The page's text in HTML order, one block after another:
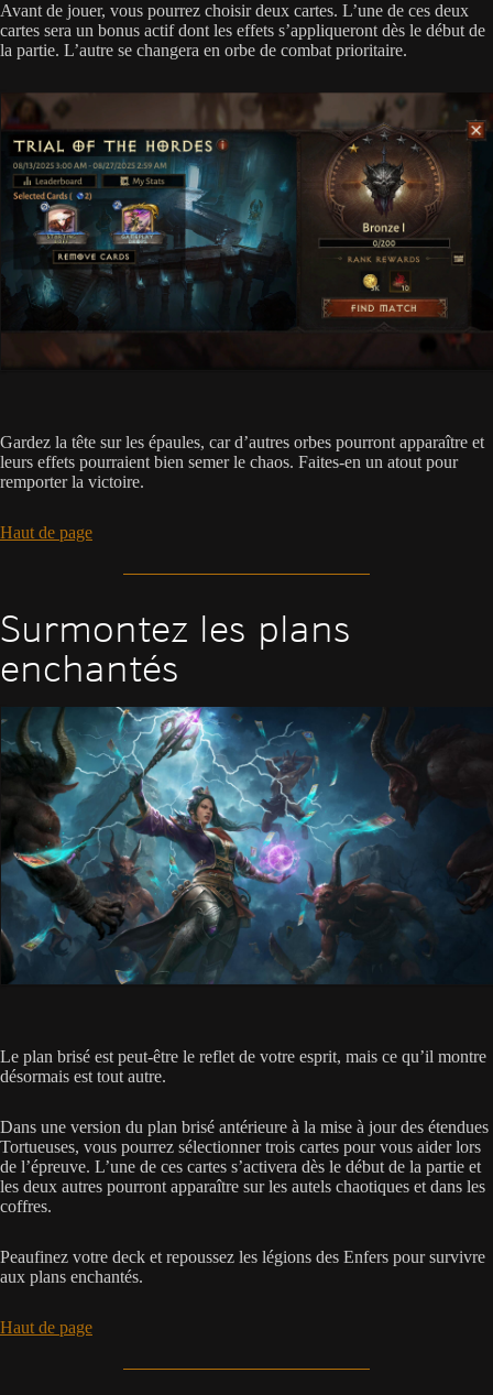
Avant de jouer, vous pourrez choisir deux cartes. L’une de ces deux
cartes sera un bonus actif dont les effets s’appliqueront dès le début de
la partie. L’autre se changera en orbe de combat prioritaire.
Gardez la tête sur les épaules, car d’autres orbes pourront apparaître et
leurs effets pourraient bien semer le chaos. Faites-en un atout pour
remporter la victoire.
Haut de page
Surmontez les plans
enchantés
Le plan brisé est peut-être le reflet de votre esprit, mais ce qu’il montre
désormais est tout autre.
Dans une version du plan brisé antérieure à la mise à jour des étendues
Tortueuses, vous pourrez sélectionner trois cartes pour vous aider lors
de l’épreuve. L’une de ces cartes s’activera dès le début de la partie et
les deux autres pourront apparaître sur les autels chaotiques et dans les
coffres.
Peaufinez votre deck et repoussez les légions des Enfers pour survivre
aux plans enchantés.
Haut de page